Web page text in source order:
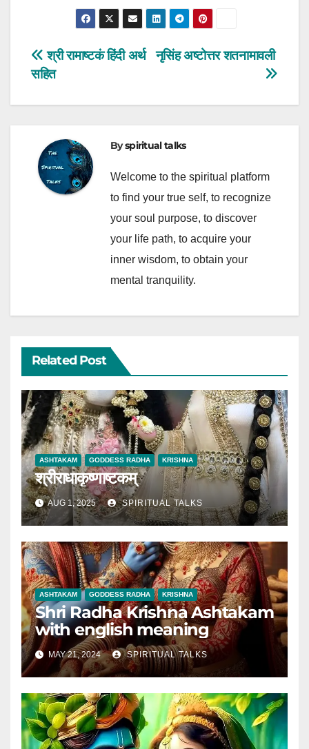
Post
navigation
नृसिंह अष्टोत्तर शतनामावली
श्री रामाष्टकं हिंदी अर्थ
सहित
Byspiritual talks
Welcome to the spiritual platform
to find your true self, to recognize
your soul purpose, to discover
your life path, to acquire your
inner wisdom, to obtain your
mental tranquility.
Related Post
ASHTAKAM GODDESS RADHA KRISHNA
श्रीराधाकृष्णाष्टकम्
AUG 1, 2025 SPIRITUAL TALKS
ASHTAKAM GODDESS RADHA KRISHNA
Shri Radha Krishna Ashtakam
with english meaning
MAY 21, 2024 SPIRITUAL TALKS